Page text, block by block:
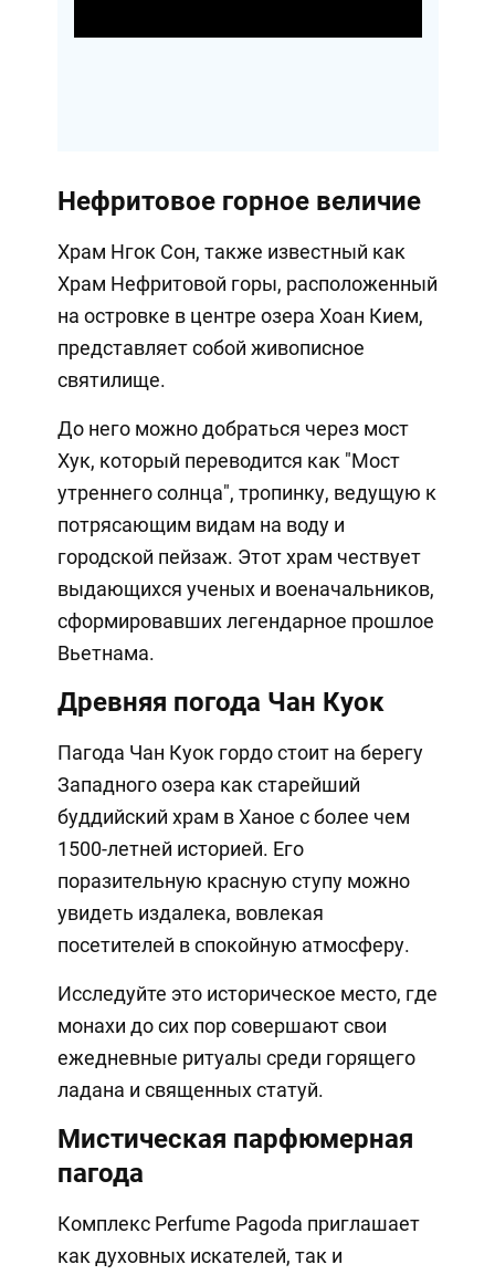
Нефритовое горное величие
Храм Нгок Сон, также известный как
Храм Нефритовой горы, расположенный
на островке в центре озера Хоан Кием,
представляет собой живописное
святилище.
До него можно добраться через мост
Хук, который переводится как "Мост
утреннего солнца", тропинку, ведущую к
потрясающим видам на воду и
городской пейзаж. Этот храм чествует
выдающихся ученых и военачальников,
сформировавших легендарное прошлое
Вьетнама.
Древняя погода Чан Куок
Пагода Чан Куок гордо стоит на берегу
Западного озера как старейший
буддийский храм в Ханое с более чем
1500-летней историей. Его
поразительную красную ступу можно
увидеть издалека, вовлекая
посетителей в спокойную атмосферу.
Исследуйте это историческое место, где
монахи до сих пор совершают свои
ежедневные ритуалы среди горящего
ладана и священных статуй.
Мистическая парфюмерная
пагода
Комплекс Perfume Pagoda приглашает
как духовных искателей, так и